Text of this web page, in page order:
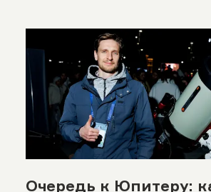
Очередь к Юпитеру: